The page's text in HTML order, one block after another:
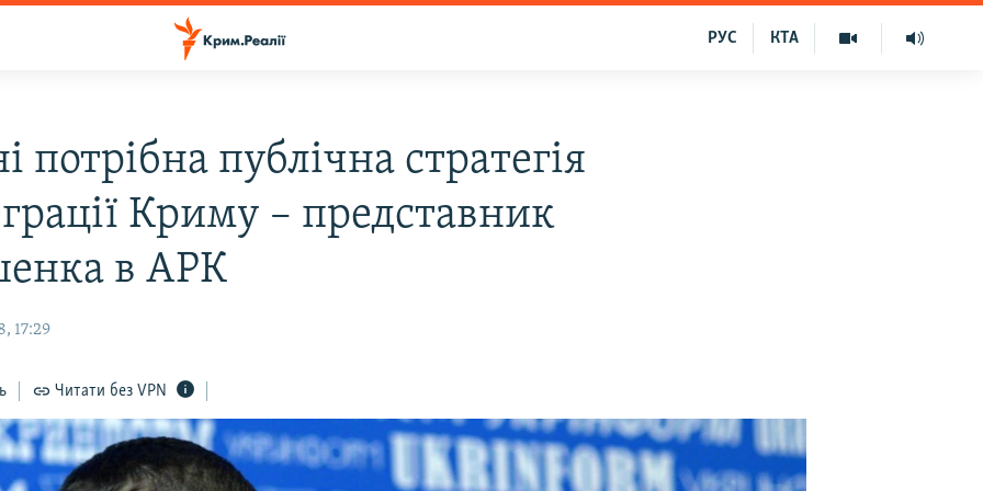
КТА
РУС
потрібна публічна стратегія
Криму – представник
в АРК
17:29
Читати без VPN